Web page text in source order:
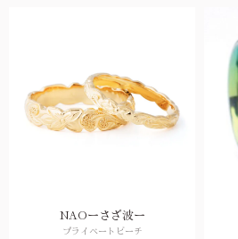
NAOーさざ波ー
プライベートビーチ